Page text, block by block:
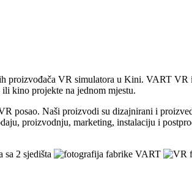
proizvođača VR simulatora u Kini. VART
kino projekte na jednom mjestu.
posao. Naši proizvodi su dizajnirani i
proizvodnju, marketing, instalaciju i